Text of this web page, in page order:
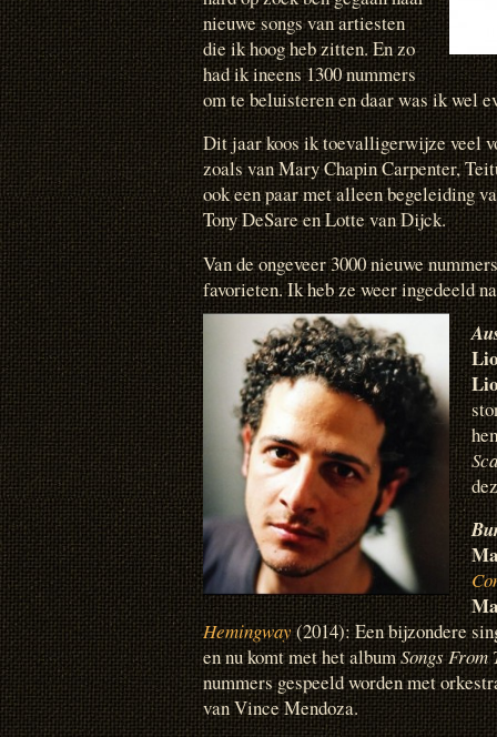
nieuwe songs van artiesten
die ik hoog heb zitten. En zo
had ik ineens 1300 nummers
om te beluisteren en daar was ik wel
Dit jaar koos ik toevalligerwijze veel
zoals van Mary Chapin Carpenter,
ook een paar met alleen begeleiding
Tony DeSare en Lotte van Dijck.
Van de ongeveer 3000 nieuwe
favorieten. Ik heb ze weer ingedeeld
Hemingway(2014): Een bijzondere
en nu komt met het albumSongs From
nummers gespeeld worden met
van Vince Mendoza.